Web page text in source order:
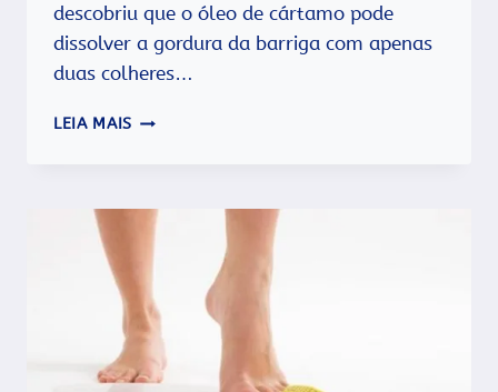
descobriu que o óleo de cártamo pode
dissolver a gordura da barriga com apenas
duas colheres…
LEIA MAIS CONHEÇA
DO
CÁRTAMO!